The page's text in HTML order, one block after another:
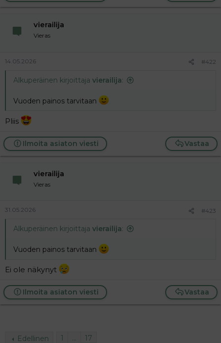
vierailija
Vieras
14.05.2026 #422
Alkuperäinen kirjoittaja vierailija:
Vuoden painos tarvitaan
Pliis
Vastaa
Ilmoita asiaton viesti
vierailija
Vieras
31.05.2026 #423
Alkuperäinen kirjoittaja vierailija:
Vuoden painos tarvitaan
Ei ole näkynyt
Vastaa
Ilmoita asiaton viesti
Edellinen 1 … 17